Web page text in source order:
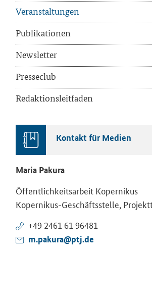
Veranstaltungen
Publikationen
Newsletter
Presseclub
Redaktionsleitfaden
Kontakt für Medien
Maria Pakura
Öffentlichkeitsarbeit Kopernikus
Kopernikus-Geschäftsstelle,
+49 2461 61 96481
m.pakura@ptj.de